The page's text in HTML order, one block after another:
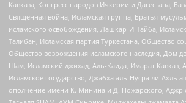
Кавказа, Конгресс народов Ичкерии и Дагестана,
Священная война, Исламская группа, Братья-
исламского освобождения, Лашкар-И-Тайба,
Талибан, Исламская партия Туркестана, Общество
Общество возрождения исламского наследия, Дом
Шам, Исламский джихад, Аль-Каида, Имарат Кавказ,
Исламское государство, Джабха аль-Нусра ли-
ополчение имени К. Минина и Д. Пожарского, Аджр